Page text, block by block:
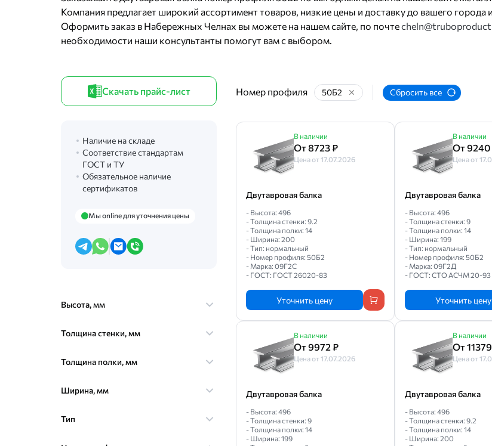
Компания предлагает широкий ассортимент товаров, низкие цены и доставку до вашего
Оформить заказ в Набережных Челнах вы можете на нашем сайте, по почте
необходимости наши консультанты помогут вам с выбором.
Скачать прайс-лист
Наличие на складе
Соответствие стандартам
ГОСТ и ТУ
Обязательное наличие
сертификатов
Мы online для уточнения цены
Высота, мм
Толщина стенки, мм
Толщина полки, мм
Ширина, мм
Тип
Номер профиля 50Б2 Сбросить все
В наличии
От 8723 ₽
Цена от 17.07.2026
Двутавровая балка
- Высота: 496
- Толщина стенки: 9.2
- Толщина полки: 14
- Ширина: 200
- Тип: нормальный
- Номер профиля: 50Б2
- Марка: 09Г2С
- ГОСТ: ГОСТ 26020-83
Уточнить цену
В наличии
От 9240
Цена от
Двутавровая балка
- Высота: 496
- Толщина стенки: 9
- Толщина полки: 14
- Ширина: 199
- Тип: нормальный
- Номер профиля: 50Б2
- Марка: 09Г2Д
- ГОСТ: СТО АСЧМ 20-93
Уточнить цену
В наличии
От 9972 ₽
Цена от 17.07.2026
Двутавровая балка
- Высота: 496
- Толщина стенки: 9
- Толщина полки: 14
- Ширина: 199
В наличии
От
Цена от
Двутавровая балка
- Высота: 496
- Толщина стенки: 9.2
- Толщина полки: 14
- Ширина: 200